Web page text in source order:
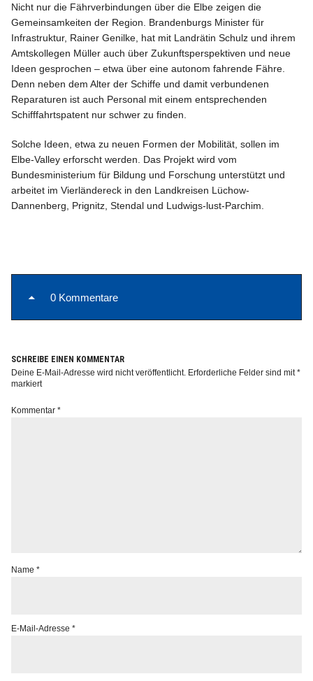
Nicht nur die Fährverbindungen über die Elbe zeigen die
Gemeinsamkeiten der Region. Brandenburgs Minister für
Infrastruktur, Rainer Genilke, hat mit Landrätin Schulz und ihrem
Amtskollegen Müller auch über Zukunftsperspektiven und neue
Ideen gesprochen – etwa über eine autonom fahrende Fähre.
Denn neben dem Alter der Schiffe und damit verbundenen
Reparaturen ist auch Personal mit einem entsprechenden
Schifffahrtspatent nur schwer zu finden.
Solche Ideen, etwa zu neuen Formen der Mobilität, sollen im
Elbe-Valley erforscht werden. Das Projekt wird vom
Bundesministerium für Bildung und Forschung unterstützt und
arbeitet im Vierländereck in den Landkreisen Lüchow-
Dannenberg, Prignitz, Stendal und Ludwigs-lust-Parchim.
0 Kommentare
SCHREIBE EINEN KOMMENTAR
Deine E-Mail-Adresse wird nicht veröffentlicht. Erforderliche Felder sind mit*
markiert
Kommentar*
Name*
E-Mail-Adresse*